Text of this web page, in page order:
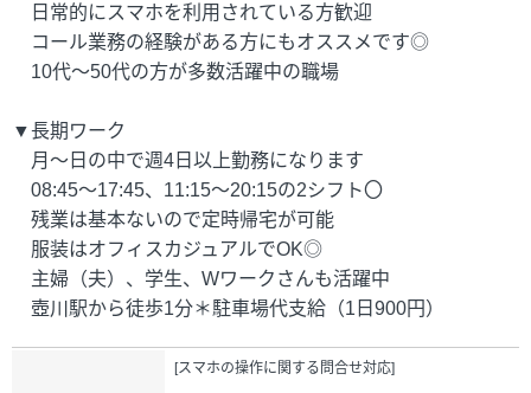
日常的にスマホを利用されている方歓迎
コール業務の経験がある方にもオススメです◎
10代～50代の方が多数活躍中の職場
▼長期ワーク
月～日の中で週4日以上勤務になります
08:45～17:45、11:15～20:15の2シフト〇
残業は基本ないので定時帰宅が可能
服装はオフィスカジュアルでOK◎
主婦（夫）、学生、Wワークさんも活躍中
壺川駅から徒歩1分＊駐車場代支給（1日900円）
[スマホの操作に関する問合せ対応]